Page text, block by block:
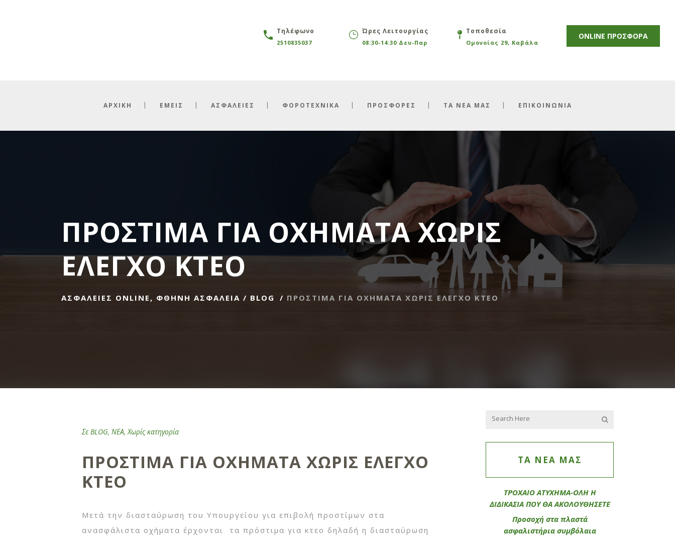
Τηλέφωνο
2510835037
Ώρες Λειτουργίας
08:30-14:30 Δευ-Παρ
Τοποθεσία
Ομονοίας 29, Καβάλα
ONLINE ΠΡΟΣΦΟΡΑ
ΑΡΧΙΚΗ ΕΜΕΙΣ ΑΣΦΑΛΕΙΕΣ ΦΟΡΟΤΕΧΝΙΚΑ ΠΡΟΣΦΟΡΕΣ ΤΑ ΝΕΑ ΜΑΣ ΕΠΙΚΟΙΝΩΝΙΑ
ΠΡΟΣΤΙΜΑ ΓΙΑ ΟΧΗΜΑΤΑ ΧΩΡΙΣ
ΕΛΕΓΧΟ ΚΤΕΟ
ΑΣΦΆΛΕΙΕΣ ONLINE, ΦΘΗΝΉ ΑΣΦΆΛΕΙΑ / BLOG / ΠΡΟΣΤΙΜΑ ΓΙΑ ΟΧΗΜΑΤΑ ΧΩΡΙΣ ΕΛΕΓΧΟ ΚΤΕΟ
Σε BLOG, ΝΕΑ, Χωρίς κατηγορία
ΠΡΟΣΤΙΜΑ ΓΙΑ ΟΧΗΜΑΤΑ ΧΩΡΙΣ ΕΛΕΓΧΟ
ΚΤΕΟ
Μετά την διασταύρωση του Υπουργείου για επιβολή προστίμων στα
ανασφάλιστα οχήματα έρχονται τα πρόστιμα για κτεο δηλαδή η διασταύρωση
ΤΑ ΝΕΑ ΜΑΣ
ΤΡΟΧΑΙΟ ΑΤΥΧΗΜΑ-ΟΛΗ Η
ΔΙΔΙΚΑΣΙΑ ΠΟΥ ΘΑ ΑΚΟΛΟΥΘΗΣΕΤΕ
Προσοχή στα πλαστά
ασφαλιστήρια συμβόλαια